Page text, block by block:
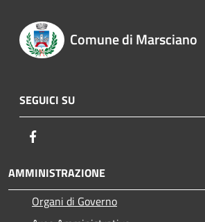
Comune di Marsciano
SEGUICI SU
AMMINISTRAZIONE
Organi di Governo